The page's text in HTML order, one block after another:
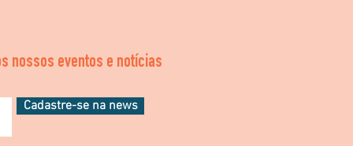
nossos eventos e notícias
Cadastre-se na news